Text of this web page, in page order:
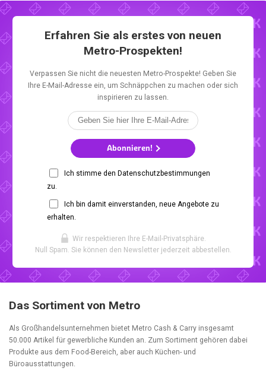
Erfahren Sie als erstes von neuen
Metro-Prospekten!
Verpassen Sie nicht die neuesten Metro-Prospekte! Geben Sie
Ihre E-Mail-Adresse ein, um Schnäppchen zu machen oder sich
inspirieren zu lassen.
Abonnieren!
Ich stimme den Datenschutzbestimmungen
zu.
Ich bin damit einverstanden, neue Angebote zu
erhalten.
Wir respektieren Ihre E-Mail-Privatsphäre.
Null Spam. Sie können den Newsletter jederzeit abbestellen.
Das Sortiment von Metro
Als Großhandelsunternehmen bietet Metro Cash & Carry insgesamt
50.000 Artikel für gewerbliche Kunden an. Zum Sortiment gehören dabei
Produkte aus dem Food-Bereich, aber auch Küchen- und
Büroausstattungen.